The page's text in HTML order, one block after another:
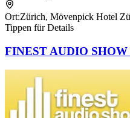
Ort:Zürich, Mövenpick Hotel
Tippen für Details
FINEST AUDIO